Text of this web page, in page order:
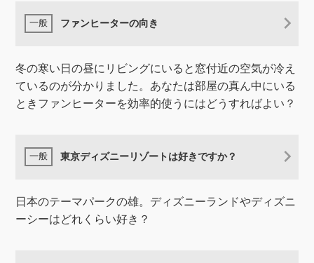
ファンヒーターの向き
冬の寒い日の昼にリビングにいると窓付近の空気が冷え
ているのが分かりました。あなたは部屋の真ん中にいる
ときファンヒーターを効率的使うにはどうすればよい？
東京ディズニーリゾートは好きですか？
日本のテーマパークの雄。ディズニーランドやディズニ
ーシーはどれくらい好き？